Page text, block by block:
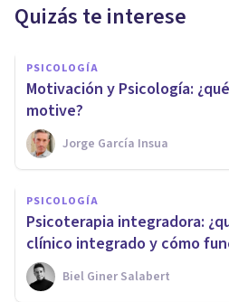
Quizás te interese
PSICOLOGÍA
Motivación y Psicología:
motive?
Jorge García Insua
PSICOLOGÍA
Psicoterapia integradora:
clínico integrado y cómo
Biel Giner Salabert